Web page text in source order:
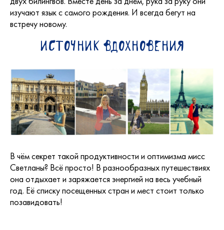
изучают язык с самого рождения. И всегда бегут на
встречу новому.
Источник вдохновения
В чём секрет такой продуктивности и оптимизма мисс
Светланы? Всё просто! В разнообразных путешествиях
она отдыхает и заряжается энергией на весь учебный
год. Её списку посещенных стран и мест стоит только
позавидовать!